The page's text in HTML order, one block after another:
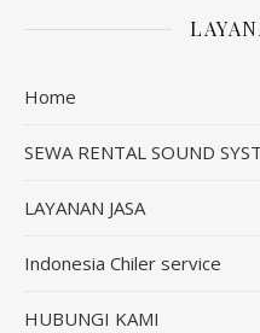
Home
SEWA RENTAL SOUND
LAYANAN JASA
Indonesia Chiler service
HUBUNGI KAMI